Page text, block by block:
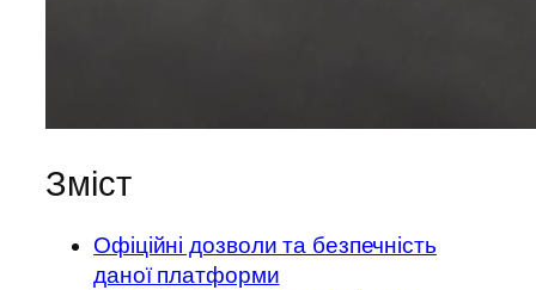
Зміст
Офіційні дозволи та безпечність
даної платформи